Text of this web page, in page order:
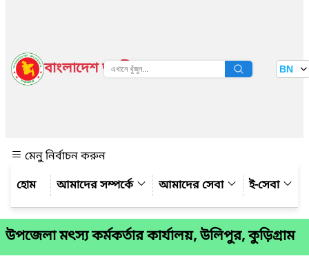
বাংলাদেশ জাতীয় তথ্য বাতায়ন BN
মেনু নির্বাচন করুন
আমাদের সম্পর্কে
আমাদের সেবা ই-সেবা
উপজেলা মৎস্য কর্মকর্তার কার্যালয়, উলিপুর, কুড়িগ্রাম